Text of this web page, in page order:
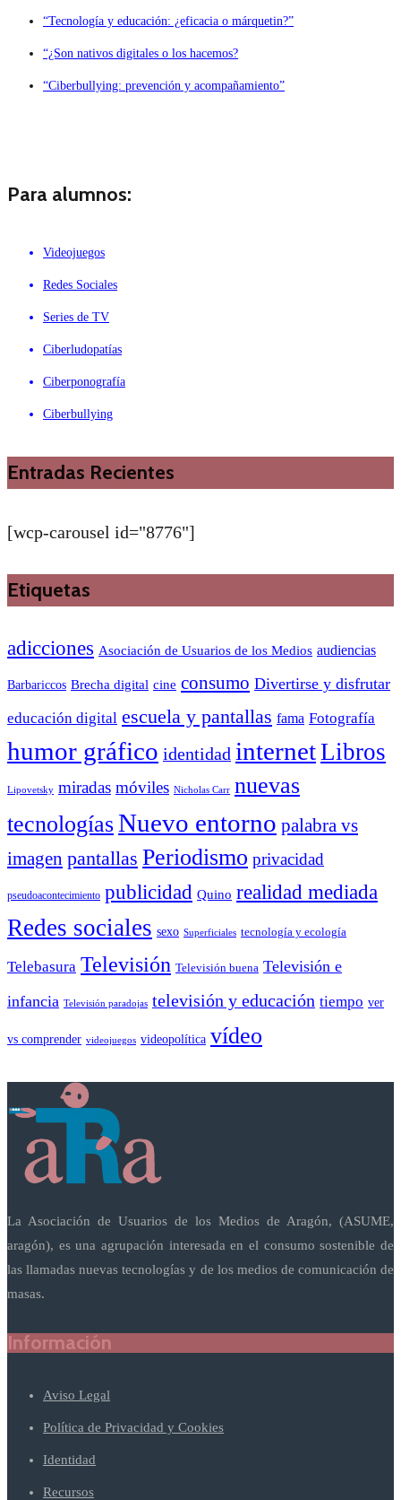
“Tecnología y educación: ¿eficacia o márquetin?”
“¿Son nativos digitales o los hacemos?
“Ciberbullying: prevención y acompañamiento”
Para alumnos:
Videojuegos
Redes Sociales
Series de TV
Ciberludopatías
Ciberponografía
Ciberbullying
Entradas Recientes
[wcp-carousel id="8776"]
Etiquetas
adicciones Asociación de Usuarios de los Medios audiencias
Barbariccos Brecha digital cine consumo Divertirse y disfrutar
educación digital escuela y pantallas fama Fotografía
humor gráfico identidad internetLibros
Lipovetsky miradas móviles Nicholas Carr nuevas
tecnologíasNuevo entorno palabra vs
imagen pantallas Periodismo privacidad
pseudoacontecimiento publicidad Quino realidad mediada
Redes sociales sexo Superficiales tecnología y ecología
Telebasura Televisión Televisión buena Televisión e
infancia Televisión paradojas televisión y educación tiempo ver
vs comprender videojuegos videopolítica vídeo
La Asociación de Usuarios de los Medios de Aragón, (ASUME,
aragón), es una agrupación interesada en el consumo sostenible de
las llamadas nuevas tecnologías y de los medios de comunicación de
masas.
Información
Aviso Legal
Política de Privacidad y Cookies
Identidad
Recursos